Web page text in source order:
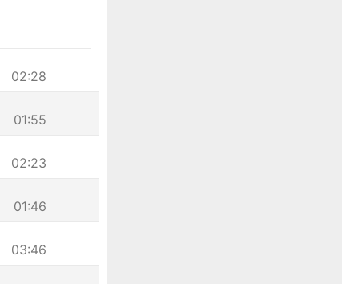
02:28
01:55
02:23
01:46
03:46